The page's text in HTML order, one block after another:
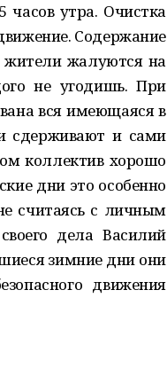
часов утра. Очистка
Содержание
жители жалуются на
не угодишь. При
вся имеющаяся в
сдерживают и сами
коллектив хорошо
дни это особенно
считаясь с личным
дела Василий
зимние дни они
движения